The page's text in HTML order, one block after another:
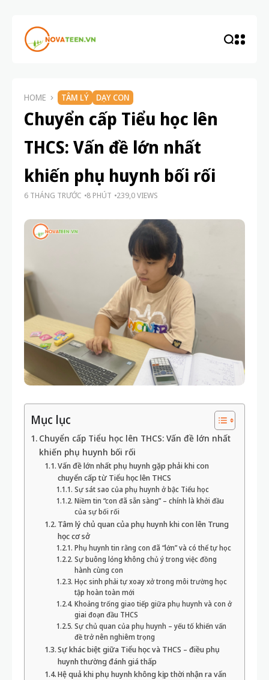
HOME TÂM LÝ DẠY CON
Chuyển cấp Tiểu học lên
THCS: Vấn đề lớn nhất
khiến phụ huynh bối rối
6 THÁNG TRƯỚC 8 PHÚT 239,0 VIEWS
Mục lục
Chuyển cấp Tiểu học lên THCS: Vấn đề lớn nhất
khiến phụ huynh bối rối
Vấn đề lớn nhất phụ huynh gặp phải khi con
chuyển cấp từ Tiểu học lên THCS
Sự sát sao của phụ huynh ở bậc Tiểu học
Niềm tin “con đã sẵn sàng” – chính là khởi đầu
của sự bối rối
Tâm lý chủ quan của phụ huynh khi con lên Trung
học cơ sở
Phụ huynh tin rằng con đã “lớn” và có thể tự học
Sự buông lỏng không chủ ý trong việc đồng
hành cùng con
Học sinh phải tự xoay xở trong môi trường học
tập hoàn toàn mới
Khoảng trống giao tiếp giữa phụ huynh và con ở
giai đoạn đầu THCS
Sự chủ quan của phụ huynh – yếu tố khiến vấn
đề trở nên nghiêm trọng
Sự khác biệt giữa Tiểu học và THCS – điều phụ
huynh thường đánh giá thấp
Hệ quả khi phụ huynh không kịp thời nhận ra vấn